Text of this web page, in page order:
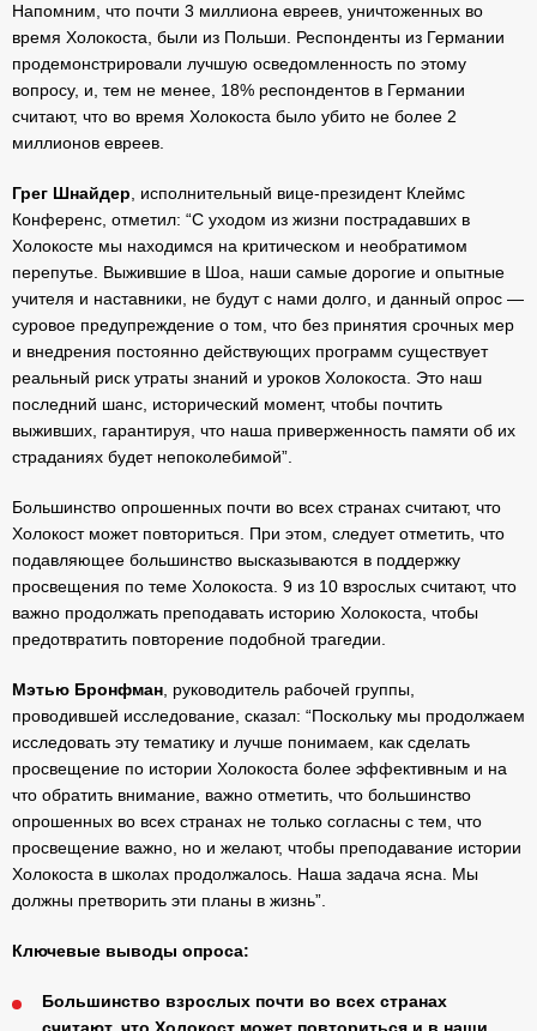
Напомним, что почти 3 миллиона евреев, уничтоженных во
время Холокоста, были из Польши. Респонденты из Германии
продемонстрировали лучшую осведомленность по этому
вопросу, и, тем не менее, 18% респондентов в Германии
считают, что во время Холокоста было убито не более 2
миллионов евреев.
Грег Шнайдер , исполнительный вице-президент Клеймс
Конференс, отметил: “С уходом из жизни пострадавших в
Холокосте мы находимся на критическом и необратимом
перепутье. Выжившие в Шоа, наши самые дорогие и опытные
учителя и наставники, не будут с нами долго, и данный опрос —
суровое предупреждение о том, что без принятия срочных мер
и внедрения постоянно действующих программ существует
реальный риск утраты знаний и уроков Холокоста. Это наш
последний шанс, исторический момент, чтобы почтить
выживших, гарантируя, что наша приверженность памяти об их
страданиях будет непоколебимой”.
Большинство опрошенных почти во всех странах считают, что
Холокост может повториться. При этом, следует отметить, что
подавляющее большинство высказываются в поддержку
просвещения по теме Холокоста. 9 из 10 взрослых считают, что
важно продолжать преподавать историю Холокоста, чтобы
предотвратить повторение подобной трагедии.
Мэтью Бронфман , руководитель рабочей группы,
проводившей исследование, сказал: “Поскольку мы продолжаем
исследовать эту тематику и лучше понимаем, как сделать
просвещение по истории Холокоста более эффективным и на
что обратить внимание, важно отметить, что большинство
опрошенных во всех странах не только согласны с тем, что
просвещение важно, но и желают, чтобы преподавание истории
Холокоста в школах продолжалось. Наша задача ясна. Мы
должны претворить эти планы в жизнь”.
Ключевые выводы опроса:
Большинство взрослых почти во всех странах